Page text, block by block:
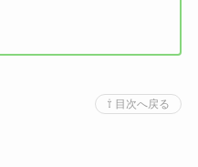
⇧ 目次へ戻る